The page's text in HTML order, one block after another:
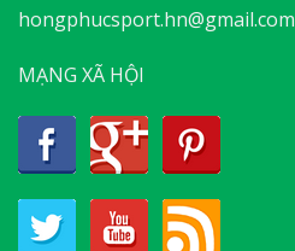
hongphucsport.hn@gmail.com
MẠNG XÃ HỘI